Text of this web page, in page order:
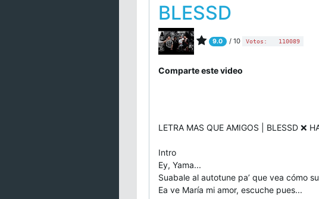
BLESSD
9.0 / 10 Votos: 110089
Comparte este video
LETRA MAS QUE AMIGOS | BLESSD ❌
Intro
Ey, Yama...
Suabale al autotune pa’ que vea cómo
Ea ve María mi amor, escuche pues...